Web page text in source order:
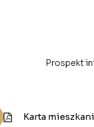
Prospekt
Karta